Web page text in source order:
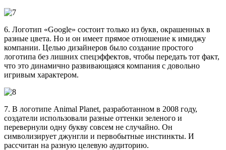
6. Логотип «Google» состоит только из букв, окрашенных в
разные цвета. Но и он имеет прямое отношение к имиджу
компании. Целью дизайнеров было создание простого
логотипа без лишних спецэффектов, чтобы передать тот факт,
что это динамично развивающаяся компания с довольно
игривым характером.
7. В логотипе Animal Planet, разработанном в 2008 году,
создатели использовали разные оттенки зеленого и
перевернули одну букву совсем не случайно. Он
символизирует джунгли и первобытные инстинкты. И
рассчитан на разную целевую аудиторию.